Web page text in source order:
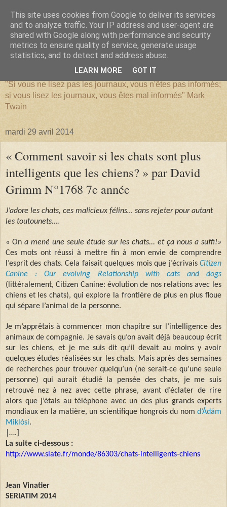
SERIATIM
"Si vous ne lisez pas les journaux, vous n'êtes pas informés;
si vous lisez les journaux, vous êtes mal informés" Mark
Twain
mardi 29 avril 2014
« Comment savoir si les chats sont plus
intelligents que les chiens? » par David
Grimm N°1768 7e année
J’adore les chats, ces malicieux félins… sans rejeter pour autant
les toutounets….
« On a mené une seule étude sur les chats... et ça nous a suffi!»
Ces mots ont réussi à mettre fin à mon envie de comprendre
l’esprit des chats. Cela faisait quelques mois que j’écrivais Citizen
Canine : Our evolving Relationship with cats and dogs
(littéralement, Citizen Canine: évolution de nos relations avec les
chiens et les chats), qui explore la frontière de plus en plus floue
qui sépare l’animal de la personne.
Je m’apprêtais à commencer mon chapitre sur l’intelligence des
animaux de compagnie. Je savais qu’on avait déjà beaucoup écrit
sur les chiens, et je me suis dit qu’il devait au moins y avoir
quelques études réalisées sur les chats. Mais après des semaines
de recherches pour trouver quelqu’un (ne serait-ce qu’une seule
personne) qui aurait étudié la pensée des chats, je me suis
retrouvé nez à nez avec cette phrase, avant d’éclater de rire
alors que j’étais au téléphone avec un des plus grands experts
mondiaux en la matière, un scientifique hongrois du nom d’Ádám
Miklósi.
|….]
La suite ci-dessous :
http://www.slate.fr/monde/86303/chats-intelligents-chiens
Jean Vinatier
SERIATIM 2014
This site uses cookies from Google to deliver its services
and to analyze traffic. Your IP address and user-agent are
shared with Google along with performance and security
metrics to ensure quality of service, generate usage
statistics, and to detect and address abuse.
LEARN MORE GOT IT